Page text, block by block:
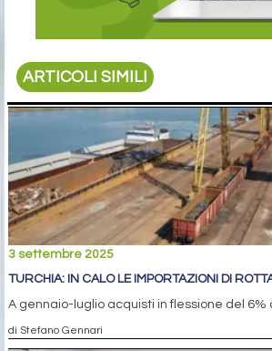
ARTICOLI SIMILI
3 settembre 2025
TURCHIA: IN CALO LE IMPORTAZIONI DI
A gennaio-luglio acquisti in flessione del 6%
di Stefano Gennari